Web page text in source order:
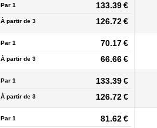
Par 1 133.39 €
À partir de 3 126.72 €
Par 1 70.17 €
À partir de 3 66.66 €
Par 1 133.39 €
À partir de 3 126.72 €
Par 1 81.62 €